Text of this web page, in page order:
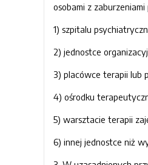
osobami z
1) szpitalu
2) jednostce
3) placówce terapii lub
4) ośrodku
5) warsztacie terapii
6) innej jednostce niż